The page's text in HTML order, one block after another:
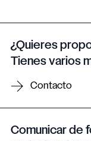
¿Quieres
Tienes varios
Contacto
Comunicar de